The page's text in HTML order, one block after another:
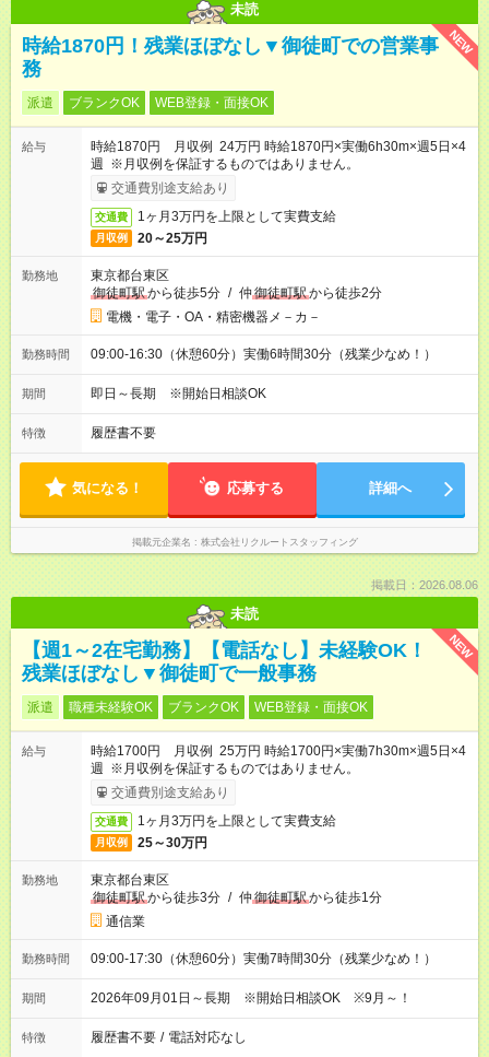
未読
NEW
時給1870円！残業ほぼなし▼御徒町での営業事
務
派遣 ブランクOK WEB登録・面接OK
給与
時給1870円 月収例 24万円 時給1870円×実働6h30m×週5日×4
週 ※月収例を保証するものではありません。
交通費別途支給あり
交通費 1ヶ月3万円を上限として実費支給
月収例 20～25万円
勤務地
東京都台東区
御徒町駅から徒歩5分 / 仲御徒町駅から徒歩2分
電機・電子・OA・精密機器メ－カ－
勤務時間 09:00-16:30（休憩60分）実働6時間30分（残業少なめ！）
期間 即日～長期 ※開始日相談OK
特徴 履歴書不要
気になる！ 応募する 詳細へ
掲載元企業名 株式会社リクルートスタッフィング
掲載日：2026.08.06
未読
NEW
【週1～2在宅勤務】【電話なし】未経験OK！
残業ほぼなし▼御徒町で一般事務
派遣 職種未経験OK ブランクOK WEB登録・面接OK
給与
時給1700円 月収例 25万円 時給1700円×実働7h30m×週5日×4
週 ※月収例を保証するものではありません。
交通費別途支給あり
交通費 1ヶ月3万円を上限として実費支給
月収例 25～30万円
勤務地
東京都台東区
御徒町駅から徒歩3分 / 仲御徒町駅から徒歩1分
通信業
勤務時間 09:00-17:30（休憩60分）実働7時間30分（残業少なめ！）
期間 2026年09月01日～長期 ※開始日相談OK ※9月～！
特徴 履歴書不要 / 電話対応なし